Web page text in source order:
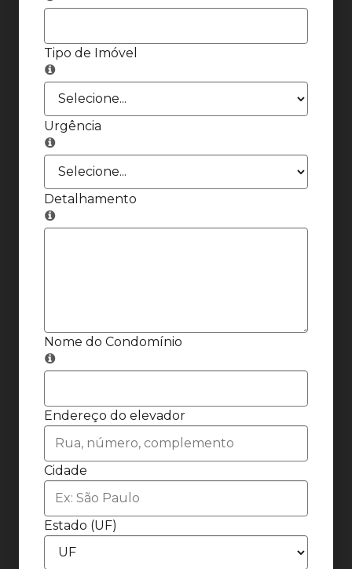
Tipo de Imóvel
Urgência
Detalhamento
Nome do Condomínio
Endereço do elevador
Cidade
Estado (UF)